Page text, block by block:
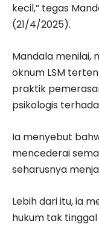
kecil,” tegas
(21/4/2025).
Mandala menilai,
oknum LSM
praktik
psikologis
Ia menyebut
mencederai
seharusnya
Lebih dari itu, ia
hukum tak